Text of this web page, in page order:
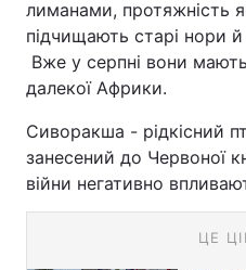
лиманами, протяжність
підчищають старі нори й
Вже у серпні вони
далекої Африки.
Сиворакша - рідкісний
занесений до Червоної
війни негативно